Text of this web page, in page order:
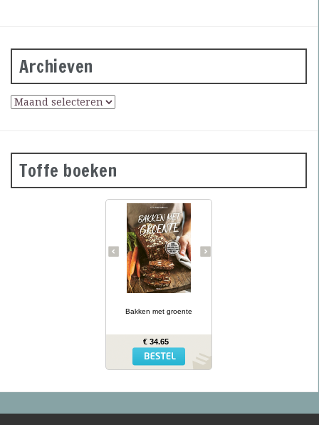
Archieven
Toffe boeken
courgettebaguettes,
wortelbroodjes en
roggecrackers met
knolselderij: wanneer je
groente in het deeg doet,
krijg je mals en kleurrijk
brood dat ook nog eens
gezonder is dan gewoon
brood. In Bakken met
kookboekenauteur en
recepten (waarvan vele
glutenvrij) voor broden,
bolletjes, baguettes,
crackers en zoete
is niet alleen heerlijk,
… lees meer
Bakken met groente
€ 34.65